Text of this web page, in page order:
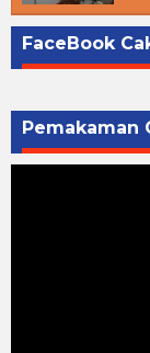
FaceBook
Pemakaman